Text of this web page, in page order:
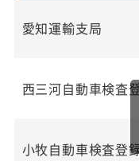
愛知運輸支局
西三河自動車検査
小牧自動車検査登